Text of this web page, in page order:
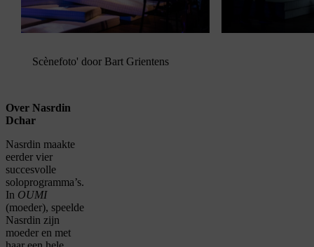
Scènefoto' door Bart Grientens
Over Nasrdin
Dchar
Nasrdin maakte
eerder vier
succesvolle
soloprogramma’s.
In OUMI
(moeder), speelde
Nasrdin zijn
moeder en met